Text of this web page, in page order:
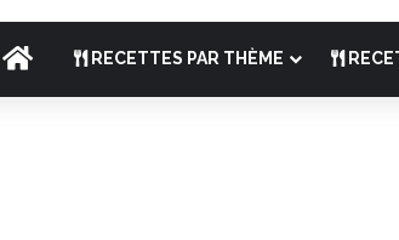
ACCUEILRECETTES PAR THÈME